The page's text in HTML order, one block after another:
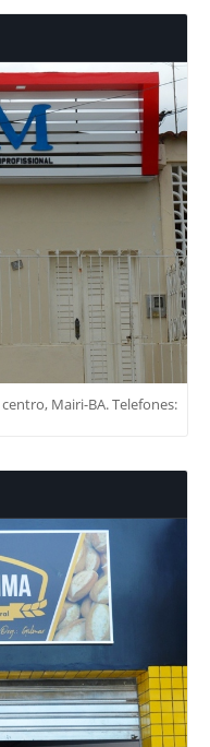
centro, Mairi-BA. Telefones: